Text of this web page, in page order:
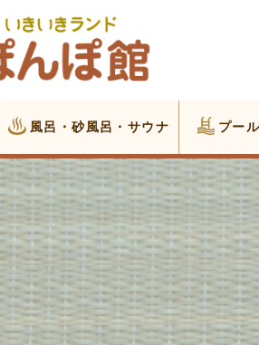
風呂・砂風呂・サウナ プール